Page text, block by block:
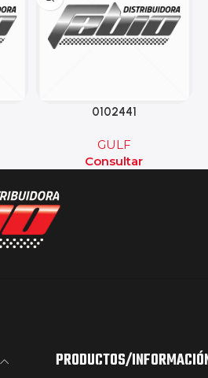
0102441
GULF
Consultar
PRODUCTOS/